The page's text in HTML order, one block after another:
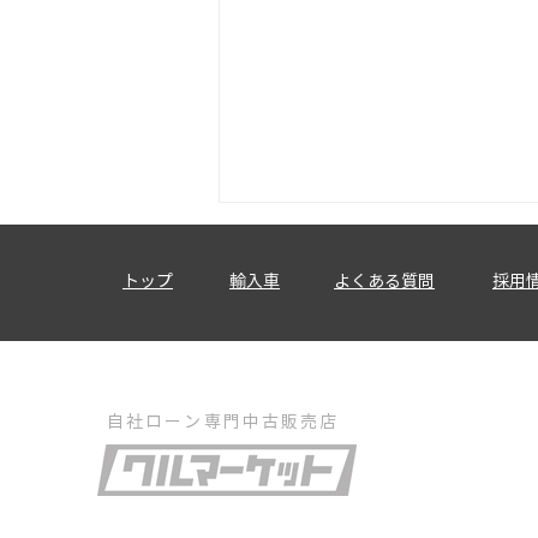
【関東・自動車販売店向け】
自社ローン事業の立ち上げ・
売上改善を限定3社で支援し
トップ ​よくある質問
輸入車 採用
自社ローン専門中古販売店